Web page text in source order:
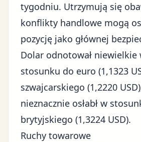
tygodniu. Utrzymują się
konflikty handlowe mogą
pozycję jako głównej
Dolar odnotował niewielkie
stosunku do euro (1,1323
szwajcarskiego (1,2220
nieznacznie osłabł w
brytyjskiego (1,3224 USD).
Ruchy towarowe